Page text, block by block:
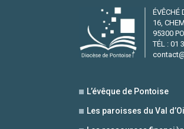
ÉVÊCHÉ
16,
95300
TÉL : 01
L’évêque de Pontoise
Les paroisses du Val